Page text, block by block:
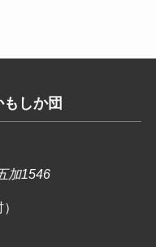
しか団
加1546